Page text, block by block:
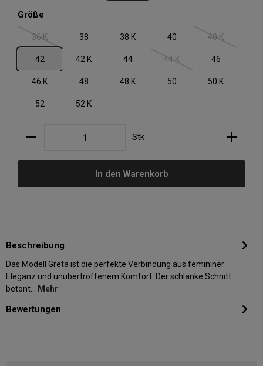
Größe
36 K(Diese Option ist zurzeit nicht verfügbar.)
38 38 K 40 40 K(Diese Option
42 42 K 44 44 K(Diese Option ist zurzeit
46
46 K 48 48 K 50 50 K
52 52 K
Produkt Anzahl: Gib den gewünschten Wert ein
Stk
In den Warenkorb
Beschreibung
Das Modell Greta ist die perfekte Verbindung aus femininer
Eleganz und unübertroffenem Komfort. Der schlanke Schnitt
betont… Mehr
Bewertungen